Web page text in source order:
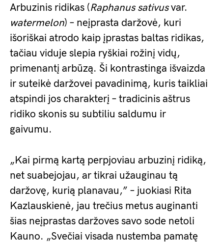
Arbuzinis ridikas (Raphanus sativusvar.
watermelon) – neįprasta daržovė, kuri
išoriškai atrodo kaip įprastas baltas ridikas,
tačiau viduje slepia ryškiai rožinį vidų,
primenantį arbūzą. Ši kontrastinga išvaizda
ir suteikė daržovei pavadinimą, kuris taikliai
atspindi jos charakterį – tradicinis aštrus
ridiko skonis su subtiliu saldumu ir
gaivumu.
„Kai pirmą kartą perpjoviau arbuzinį ridiką,
net suabejojau, ar tikrai užauginau tą
daržovę, kurią planavau,” – juokiasi Rita
Kazlauskienė, jau trečius metus auginanti
šias neįprastas daržoves savo sode netoli
Kauno. „Svečiai visada nustemba pamatę